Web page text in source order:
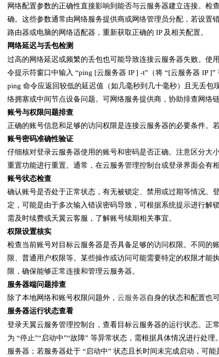
网络配置参数的正确性直接影响到能否与云服务器建立连接。检
确。这些参数通常由网络服务提供商或网络管理员分配，若设置
路由器或电脑的网络适配器，重新获取正确的 IP 及相关配置。
网络延迟与丢包检测
过高的网络延迟或频繁的丢包也可能导致连接云服务器失败。使
令提示符窗口中输入 “ping [云服务器 IP ] -t”（将 “[云服务器 IP
ping 命令应返回较低的延迟值（如几毫秒到几十毫秒）且无丢
络拥塞或中间节点设备问题。可网络服务提供商，协助排查网络
账号与权限问题排查
正确的账号信息和足够的访问权限是连接云服务器的必要条件。
账号密码准确性验证
仔细核对登录云服务器使用的账号和密码是否正确。注意区分大
重置功能进行重置。通常，在云服务管理控制台或登录界面会有
账号状态检查
确认账号是否处于正常状态，有无被锁定、禁用或过期等情况。
定，可能是由于多次输入错误密码导致，可根据系统提示进行
需及时续费或天翼云客服，了解账号续期相关事宜。
权限设置核实
检查当前账号对目标云服务器是否具备足够的访问权限。不同的
限、普通用户权限等。某些操作或访问可能需要特定的权限才
限，确保能够正常连接和管理云服务器。
服务器端问题排查
除了本地网络和账号权限问题外， 云服务器自身的状态和配置也
服务器运行状态查看
登录天翼云服务管理控制台，查看目标云服务器的运行状态。正
为 “停止”“启动中”“故障” 等异常状态，需根据具体情况进行处
服务器；若服务器处于 “启动中” 状态且长时间未完成启动，可